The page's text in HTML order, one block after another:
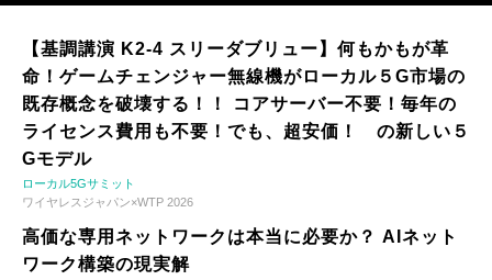
【基調講演 K2-4 スリーダブリュー】何もかもが革
命！ゲームチェンジャー無線機がローカル５G市場の
既存概念を破壊する！！ コアサーバー不要！毎年の
ライセンス費用も不要！でも、超安価！ の新しい５
Gモデル
ローカル5Gサミット
ワイヤレスジャパン×WTP 2026
高価な専用ネットワークは本当に必要か？ AIネット
ワーク構築の現実解